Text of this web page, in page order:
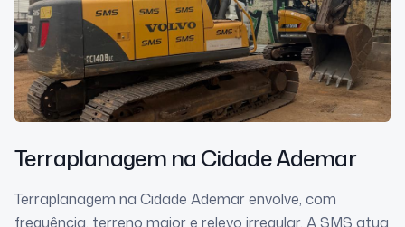
Terraplanagem na Cidade Ademar
Terraplanagem na Cidade Ademar envolve, com
frequência, terreno maior e relevo irregular. A SMS atua